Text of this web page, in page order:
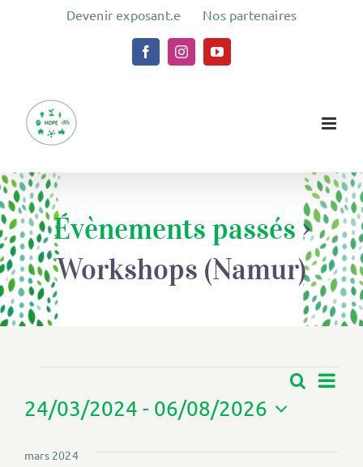
Devenir exposant.e Nos partenaires
FacebookInstagramYouTube
Évènements passés ›
Workshops (Namur)
Évènements
Recherche
et
Liste
24/03/2024 - 06/08/2026
une
mars 2024